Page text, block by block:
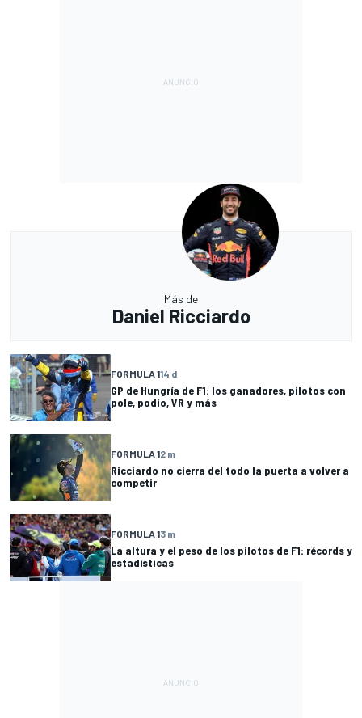
Más de
Daniel Ricciardo
FÓRMULA 114 d
GP de Hungría de F1: los ganadores, pilotos con
pole, podio, VR y más
FÓRMULA 12 m
Ricciardo no cierra del todo la puerta a volver a
competir
FÓRMULA 13 m
La altura y el peso de los pilotos de F1: récords y
estadísticas